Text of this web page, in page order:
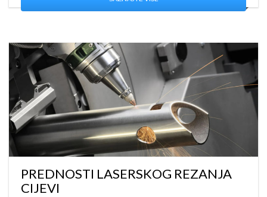
PREDNOSTI LASERSKOG REZANJA
CIJEVI